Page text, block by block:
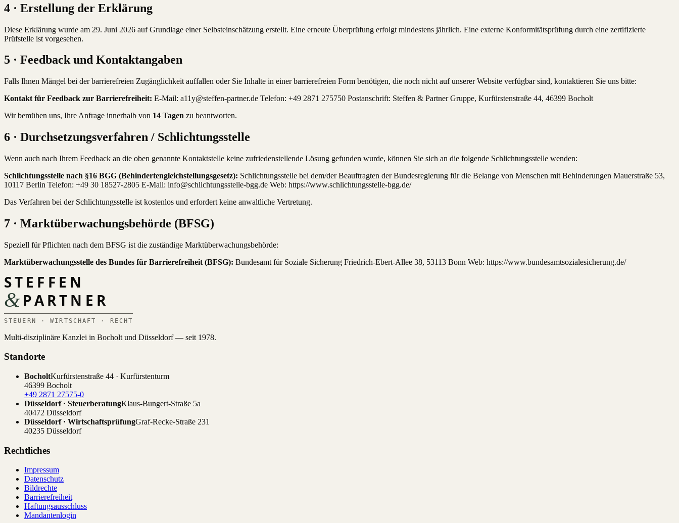
4 · Erstellung der Erklärung
Diese Erklärung wurde am 29. Juni 2026 auf Grundlage einer Selbsteinschätzung erstellt. Eine erneute Überprüfung erfolgt mindestens jährlich. Eine externe Konformitätsprüfung durch eine zertifizierte
Prüfstelle ist vorgesehen.
5 · Feedback und Kontaktangaben
Falls Ihnen Mängel bei der barrierefreien Zugänglichkeit auffallen oder Sie Inhalte in einer barrierefreien Form benötigen, die noch nicht auf unserer Website verfügbar sind, kontaktieren Sie uns bitte:
Kontakt für Feedback zur Barrierefreiheit: E-Mail: a11y@steffen-partner.de Telefon: +49 2871 275750 Postanschrift: Steffen & Partner Gruppe, Kurfürstenstraße 44, 46399 Bocholt
Wir bemühen uns, Ihre Anfrage innerhalb von 14 Tagen zu beantworten.
6 · Durchsetzungsverfahren / Schlichtungsstelle
Wenn auch nach Ihrem Feedback an die oben genannte Kontaktstelle keine zufriedenstellende Lösung gefunden wurde, können Sie sich an die folgende Schlichtungsstelle wenden:
Schlichtungsstelle nach §16 BGG (Behindertengleichstellungsgesetz): Schlichtungsstelle bei dem/der Beauftragten der Bundesregierung für die Belange von Menschen mit Behinderungen Mauerstraße 53,
10117 Berlin Telefon: +49 30 18527-2805 E-Mail: info@schlichtungsstelle-bgg.de Web: https://www.schlichtungsstelle-bgg.de/
Das Verfahren bei der Schlichtungsstelle ist kostenlos und erfordert keine anwaltliche Vertretung.
7 · Marktüberwachungsbehörde (BFSG)
Speziell für Pflichten nach dem BFSG ist die zuständige Marktüberwachungsbehörde:
Marktüberwachungsstelle des Bundes für Barrierefreiheit (BFSG): Bundesamt für Soziale Sicherung Friedrich-Ebert-Allee 38, 53113 Bonn Web: https://www.bundesamtsozialesicherung.de/
STEFFEN
&PARTNER
STEUERN · WIRTSCHAFT · RECHT
Multi-disziplinäre Kanzlei in Bocholt und Düsseldorf — seit 1978.
Standorte
BocholtKurfürstenstraße 44 · Kurfürstenturm
46399 Bocholt
+49 2871 27575-0
Düsseldorf · SteuerberatungKlaus-Bungert-Straße 5a
40472 Düsseldorf
Düsseldorf · WirtschaftsprüfungGraf-Recke-Straße 231
40235 Düsseldorf
Rechtliches
Impressum
Datenschutz
Bildrechte
Barrierefreiheit
Haftungsausschluss
Mandantenlogin